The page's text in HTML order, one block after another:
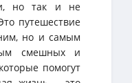
но так и не
путешествие
но и самым
смешных и
помогут